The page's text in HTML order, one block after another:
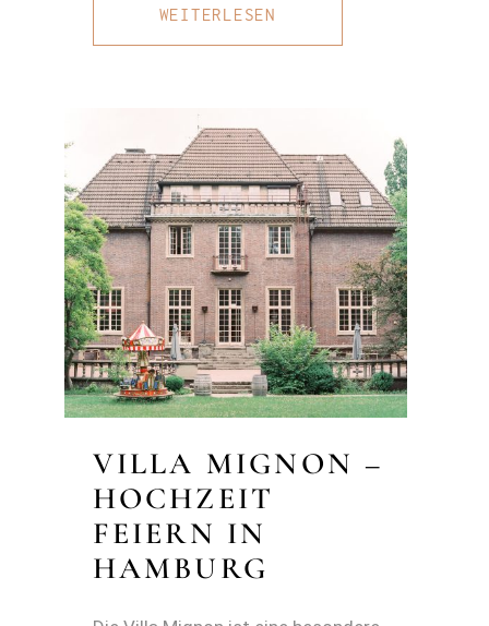
WEITERLESEN
VILLA MIGNON –
HOCHZEIT
FEIERN IN
HAMBURG